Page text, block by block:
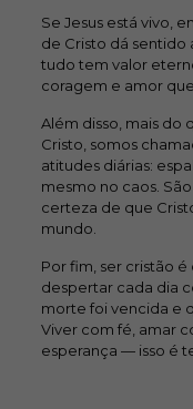
Se Jesus está vivo,
de Cristo dá
tudo tem valor
coragem e amor
Além disso, mais do
Cristo, somos
atitudes diárias:
mesmo no caos.
certeza de que
mundo.
Por fim, ser cristão é
despertar cada dia
morte foi vencida e
Viver com fé, amar
esperança — isso é